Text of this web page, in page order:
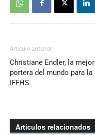
Artículo anterior
Christiane Endler, la mejor
portera del mundo para la
IFFHS
Artículos relacionados